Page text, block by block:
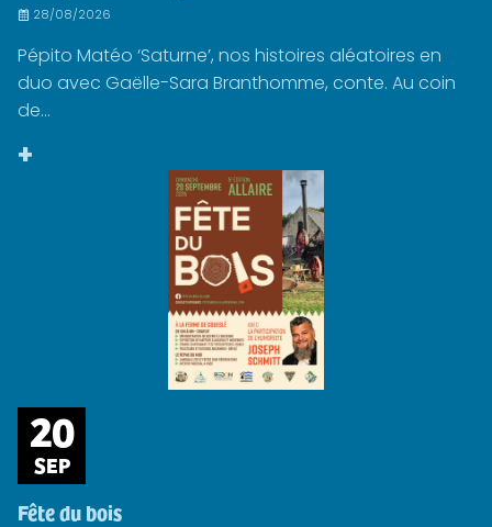
28/08/2026
Pépito Matéo ‘Saturne’, nos histoires aléatoires en
duo avec Gaëlle-Sara Branthomme, conte. Au coin
de...
+
20
SEP
Fête du bois